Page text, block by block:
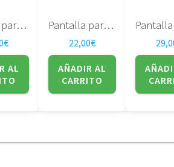
Pantalla para portatil LTD141EN9B T60 T61
€
AL
Pantalla para portatil LG Philips 15.0″ – Lp150x08 (tl) (ac)
22,00€
AÑADIR AL
CARRITO